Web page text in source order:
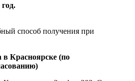
способ получения при
в Красноярске (по